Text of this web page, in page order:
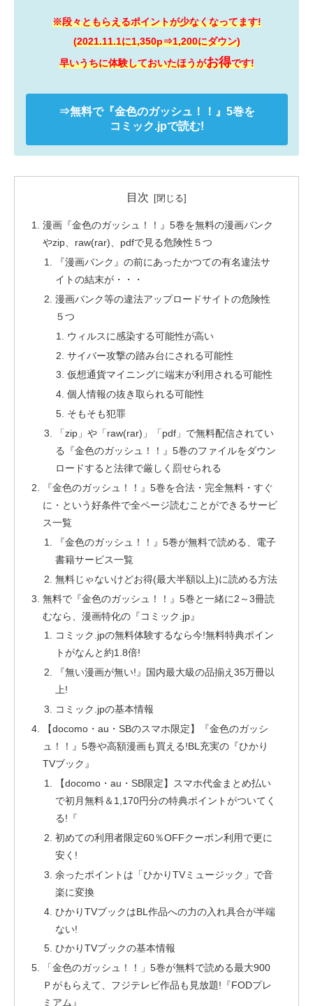
※段々ともらえるポイントが少なくなってます!
(2021.11.1に1,350p⇒1,200にダウン)
早いうちに体験しておいたほうがお得です!
⇒無料で『金色のガッシュ！！』 5巻を
コミック.jpで読む!
目次
漫画『金色のガッシュ！！』5巻を無料の漫画バンク
やzip、raw(rar)、pdfで見る危険性５つ
『漫画バンク』の前にあったかつての有名違法サ
イトの結末が・・・
漫画バンク等の違法アップロードサイトの危険性
５つ
ウィルスに感染する可能性が高い
サイバー攻撃の踏み台にされる可能性
仮想通貨マイニングに端末が利用される可能性
個人情報の抜き取られる可能性
そもそも犯罪
「zip」や「raw(rar)」「pdf」で無料配信されてい
る『金色のガッシュ！！』5巻のファイルをダウン
ロードすると法律で厳しく罰せられる
『金色のガッシュ！！』5巻を合法・完全無料・すぐ
に・という好条件で全ページ読むことができるサービ
ス一覧
『金色のガッシュ！！』5巻が無料で読める、電子
書籍サービス一覧
無料じゃないけどお得(最大半額以上)に読める方法
無料で『金色のガッシュ！！』5巻と一緒に2～3冊読
むなら、漫画特化の『コミック.jp』
コミック.jpの無料体験するなら今!無料特典ポイン
トがなんと約1.8倍!
『無い漫画が無い!』国内最大級の品揃え35万冊以
上!
コミック.jpの基本情報
【docomo・au・SBのスマホ限定】『金色のガッシ
ュ！！』5巻や高額漫画も買える!BL充実の『ひかり
TVブック』
【docomo・au・SB限定】スマホ代金まとめ払い
で初月無料＆1,170円分の特典ポイントがついてく
る!『
初めての利用者限定60％OFFクーポン利用で更に
安く!
余ったポイントは「ひかりTVミュージック」で音
楽に変換
ひかりTVブックはBL作品への力の入れ具合が半端
ない!
ひかりTVブックの基本情報
「金色のガッシュ！！」5巻が無料で読める最大900
Ｐがもらえて、フジテレビ作品も見放題!『FODプレ
ミアム』